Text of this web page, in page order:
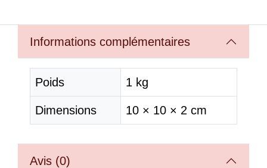
Informations complémentaires
Poids 1 kg
Dimensions 10 × 10 × 2 cm
Avis (0)